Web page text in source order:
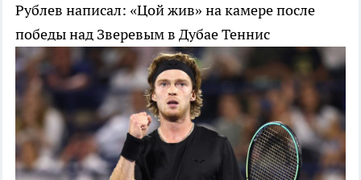
Рублев написал: «Цой жив» на камере после
победы над Зверевым в ДубаеТеннис